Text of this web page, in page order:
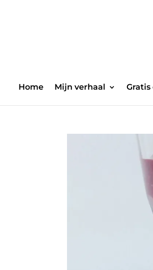
Home Mijn verhaal Gratis